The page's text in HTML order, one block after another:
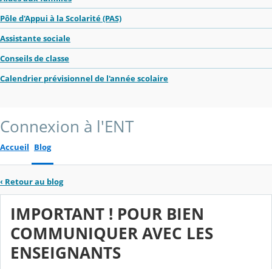
Pôle d'Appui à la Scolarité (PAS)
Assistante sociale
Conseils de classe
Calendrier prévisionnel de l'année scolaire
Connexion à l'ENT
Accueil Blog
‹ Retour au blog
IMPORTANT ! POUR BIEN
COMMUNIQUER AVEC LES
ENSEIGNANTS